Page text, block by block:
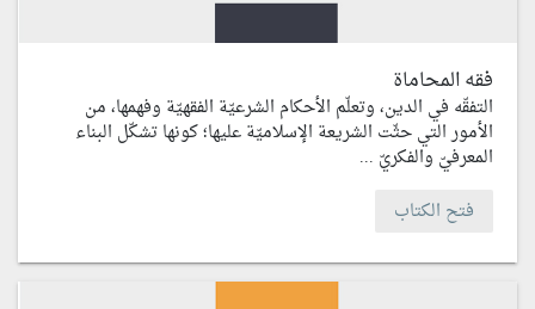
فقه المحاماة
التفقّه في الدين، وتعلّم الأحكام الشرعيّة الفقهيّة وفهمها، من
الأمور التي حثّت الشريعة الإسلاميّة عليها؛ كونها تشكّل البناء
المعرفيّ والفكريّ ...
فتح الكتاب